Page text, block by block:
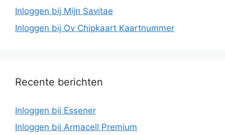
Inloggen bij Mijn Savitae
Inloggen bij Ov Chipkaart Kaartnummer
Recente berichten
Inloggen bij Essener
Inloggen bij Armacell Premium